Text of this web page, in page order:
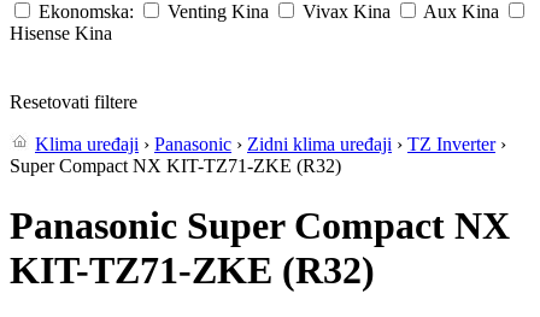
Ekonomska:
Venting Kina Vivax Kina Aux Kina
Hisense Kina
Resetovati filtere
Klima uređaji › Panasonic › Zidni klima uređaji › TZ Inverter›
Super Compact NX KIT-TZ71-ZKE (R32)
Panasonic Super Compact NX
KIT-TZ71-ZKE (R32)